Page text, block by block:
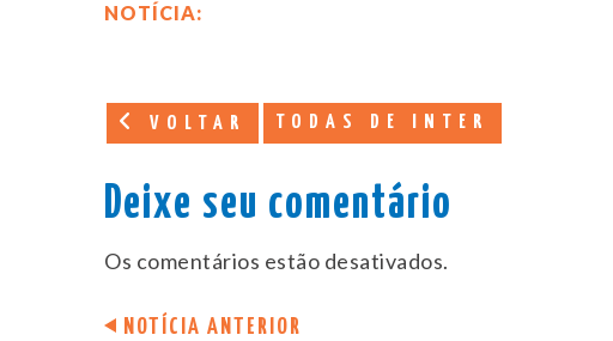
NOTÍCIA:
VOLTAR TODAS DE INTER
Deixe seu comentário
Os comentários estão desativados.
NOTÍCIA ANTERIOR